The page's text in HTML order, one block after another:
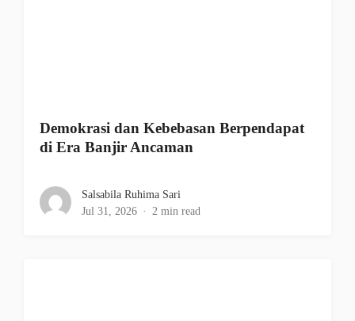
Demokrasi dan Kebebasan Berpendapat
di Era Banjir Ancaman
Salsabila Ruhima Sari
Jul 31, 2026
2 min read